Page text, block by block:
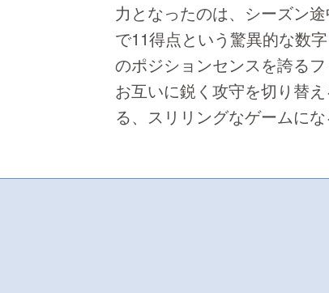
力となったのは、シーズン
で11得点という驚異的な数
のポジションセンスを誇る
お互いに鋭く攻守を切り替
る、スリリングなゲームに